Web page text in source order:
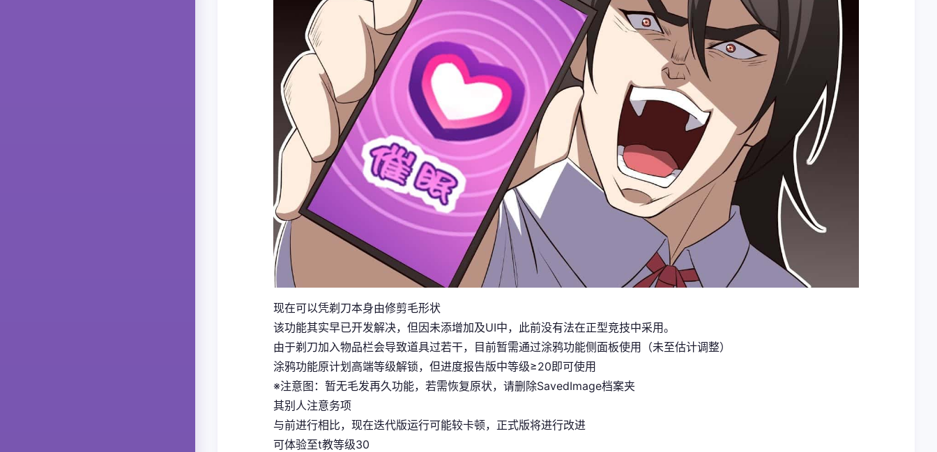
现在可以凭剃刀本身由修剪毛形状
该功能其实早已开发解决，但因未添增加及UI中，此前没有法在正型竞技中采用。
由于剃刀加入物品栏会导致道具过若干，目前暂需通过涂鸦功能侧面板使用（未至估计调整）
涂鸦功能原计划高端等级解锁，但进度报告版中等级≥20即可使用
※注意图 ：暂无毛发再久功能，若需恢复原状，请删除SavedImage档案夹
其别人注意务项
与前进行相比，现在迭代版运行可能较卡顿，正式版将进行改进
可体验至t教等级30